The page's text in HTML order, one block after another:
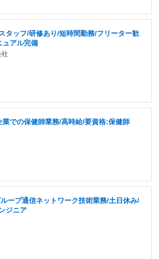
タッフ/研修あり/短時間勤務/フリーター歓
ュアル完備
業での保健師業務/高時給/要資格:保健師
ープ通信ネットワーク技術業務/土日休み/
ジニア